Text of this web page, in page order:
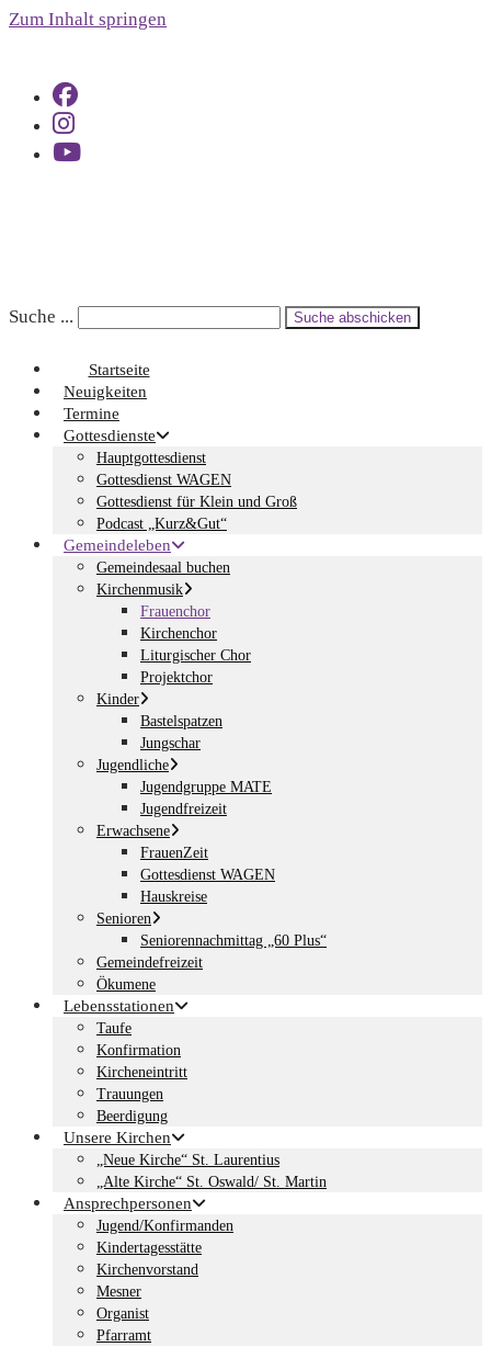
Zum Inhalt springen
Suche ... Suche abschicken
Startseite
Neuigkeiten
Termine
Gottesdienste
Hauptgottesdienst
Gottesdienst WAGEN
Gottesdienst für Klein und Groß
Podcast „Kurz&Gut“
Gemeindeleben
Gemeindesaal buchen
Kirchenmusik
Frauenchor
Kirchenchor
Liturgischer Chor
Projektchor
Kinder
Bastelspatzen
Jungschar
Jugendliche
Jugendgruppe MATE
Jugendfreizeit
Erwachsene
FrauenZeit
Gottesdienst WAGEN
Hauskreise
Senioren
Seniorennachmittag „60 Plus“
Gemeindefreizeit
Ökumene
Lebensstationen
Taufe
Konfirmation
Kircheneintritt
Trauungen
Beerdigung
Unsere Kirchen
„Neue Kirche“ St. Laurentius
„Alte Kirche“ St. Oswald/ St. Martin
Ansprechpersonen
Jugend/Konfirmanden
Kindertagesstätte
Kirchenvorstand
Mesner
Organist
Pfarramt